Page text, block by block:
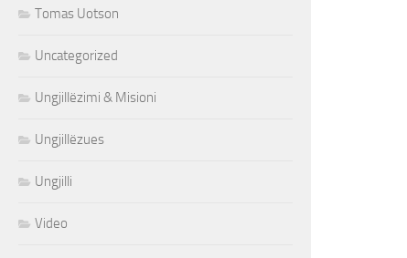
Tomas Uotson
Uncategorized
Ungjillëzimi & Misioni
Ungjillëzues
Ungjilli
Video